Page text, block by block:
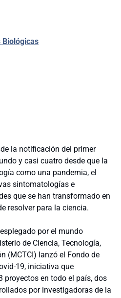
Biológicas
la notificación del primer
y casi cuatro desde que la
como una pandemia, el
sintomatologías e
que se han transformado en
resolver para la ciencia.
por el mundo
de Ciencia, Tecnología,
(MCTCI) lanzó el Fondo de
19, iniciativa que
proyectos en todo el país, dos
por investigadoras de la